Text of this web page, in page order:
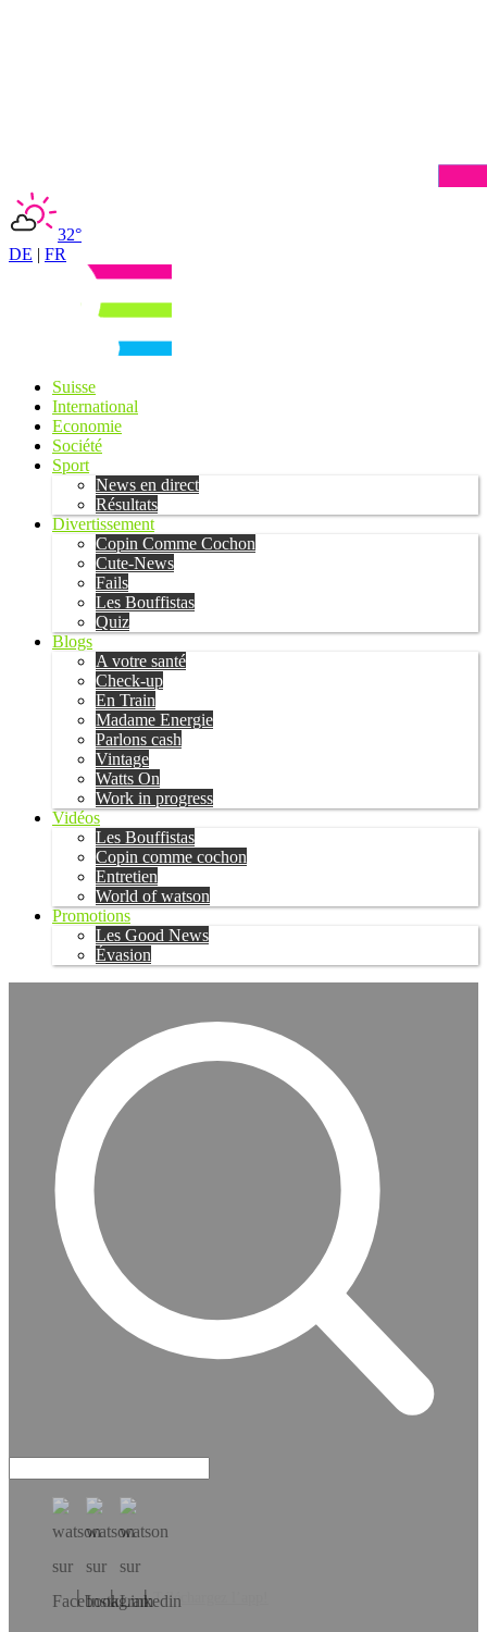
32°
DE | FR
Suisse
International
Economie
Société
Sport
News en direct
Résultats
Divertissement
Copin Comme Cochon
Cute-News
Fails
Les Bouffistas
Quiz
Blogs
A votre santé
Check-up
En Train
Madame Energie
Parlons cash
Vintage
Watts On
Work in progress
Vidéos
Les Bouffistas
Copin comme cochon
Entretien
World of watson
Promotions
Les Good News
Évasion
Téléchargez l’app!